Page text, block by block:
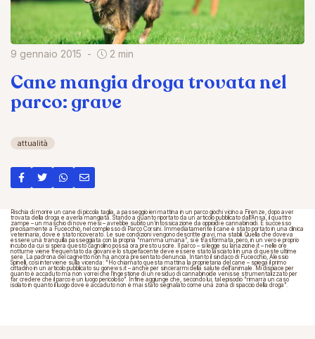
9 gennaio 2015 2 min
Cane mangia droga trovata nel
parco: grave
attualità
Rischia di morire un cane di piccola taglia, a passeggio ieri mattina in un parco giochi vicino a Firenze, dopo aver
trovata della droga e averla mangiata. Stando a quanto riportato da un articolo pubblicato dall’Ansa, il quattro
zampe – un maschio di nove mesi – avrebbe subito un’intossicazione da oppioidi e cannabinoidi. È successo
precisamente a Fucecchio, nel complesso di Parco Corsini. Immediatamente il cane è stato portato in una clinica
veterinaria, dove è stato ricoverato. Le sue condizioni vengono descritte gravi, ma stabili. Quella che doveva
essere una tranquilla passeggiata con la propria “mamma umana”, si è trasformata, però, in un vero e proprio
incubo da cui si spera questo cagnolino possa ora presto uscire. Il parco – si legge su lanazione.it – nelle ore
notturne viene frequentato da giovani e lo stupefacente deve essere stato lasciato lì in una di queste ultime
sere. La padrona del cagnetto non ha ancora presentato denuncia. Intanto il sindaco di Fucecchio, Alessio
Spinelli, così interviene sulla vicenda: “Ho chiamato questa mattina la proprietaria del cane – spiega il primo
cittadino in un articolo pubblicato su gonews.it – anche per sincerarmi della salute dell’animale. Mi dispiace per
quanto è accaduto ma non vorrei che l’ingestione di un residuo di cannabinoide venisse strumentalizzato per
far credere che il parco è un luogo pericoloso”. Infine aggiunge che, secondo lui, tal episodio “rimarrà un caso
isolato in quanto il luogo dove è accaduto non è mai stato segnalato come una zona di spaccio della droga”.